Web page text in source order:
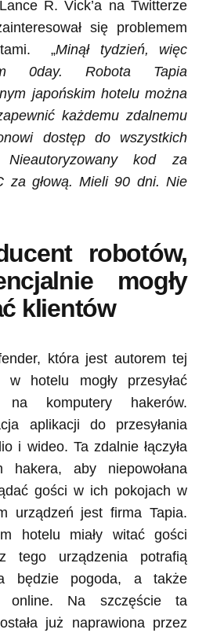
R. Vick’a na Twitterze
się problemem
„Minął tydzień, więc
0day. Robota Tapia
japońskim hotelu można
każdemu zdalnemu
dostęp do wszystkich
Nieautoryzowany kod za
za głową. Mieli 90 dni. Nie
robotów,
mogły
klientów
która jest autorem tej
w hotelu mogły przesyłać
komputery hakerów.
aplikacji do przesyłania
i wideo. Ta zdalnie łączyła
hakera, aby niepowołana
gości w ich pokojach w
urządzeń jest firma Tapia.
hotelu miały witać gości
tego urządzenia potrafią
będzie pogoda, a także
online. Na szczęście ta
już naprawiona przez